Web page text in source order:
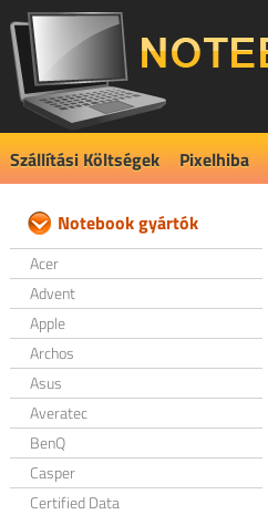
Szállítási Költségek Pixelhiba
Notebook gyártók
Acer
Advent
Apple
Archos
Asus
Averatec
BenQ
Casper
Certified Data